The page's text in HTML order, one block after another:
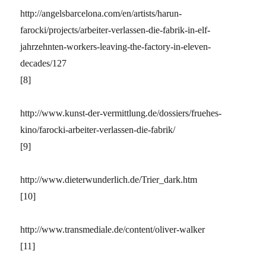
http://angelsbarcelona.com/en/artists/harun-
farocki/projects/arbeiter-verlassen-die-fabrik-in-elf-
jahrzehnten-workers-leaving-the-factory-in-eleven-
decades/127
[8]
http://www.kunst-der-vermittlung.de/dossiers/fruehes-
kino/farocki-arbeiter-verlassen-die-fabrik/
[9]
http://www.dieterwunderlich.de/Trier_dark.htm
[10]
http://www.transmediale.de/content/oliver-walker
[11]